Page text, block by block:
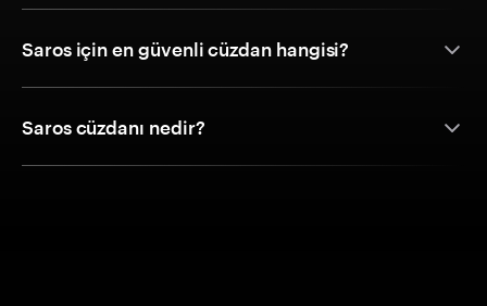
Saros için en güvenli cüzdan hangisi?
Saros cüzdanı nedir?